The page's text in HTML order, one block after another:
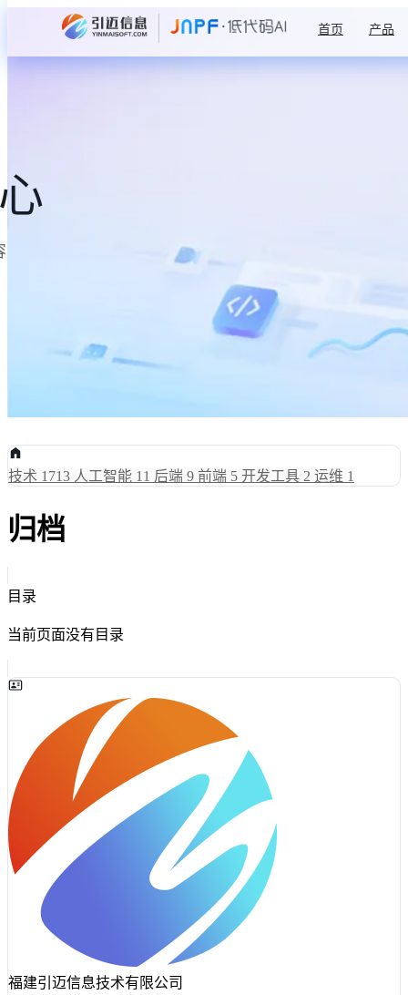
首页 产品
技术 1713 人工智能 11 后端 9 前端 5 开发工具 2 运维 1
归档
目录
当前页面没有目录
福建引迈信息技术有限公司